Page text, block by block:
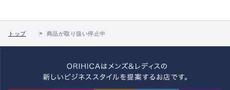
トップ 商品が取り扱い停止中